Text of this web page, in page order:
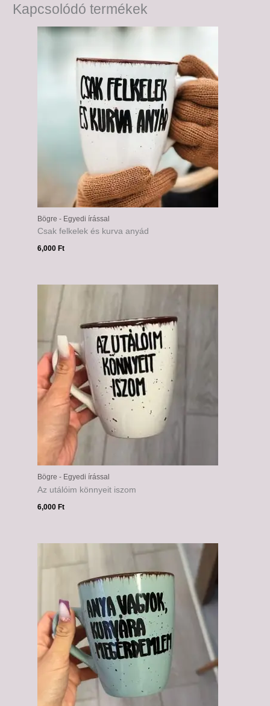
Kapcsolódó termékek
Bögre - Egyedi írással
Csak felkelek és kurva anyád
6,000 Ft
Bögre - Egyedi írással
Az utálóim könnyeit iszom
6,000 Ft